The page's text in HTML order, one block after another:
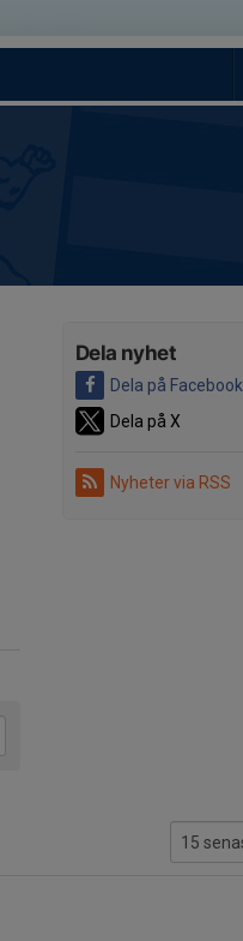
Dela nyhet
Dela på Facebook
Dela på X
Nyheter via RSS